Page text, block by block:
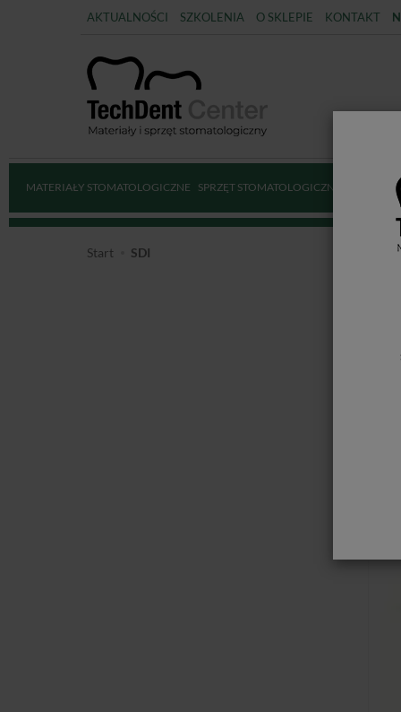
AKTUALNOŚCI SZKOLENIA O SKLEPIE KONTAKT
MATERIAŁY STOMATOLOGICZNE SPRZĘT STOMATOLOGICZNY
Start SDI